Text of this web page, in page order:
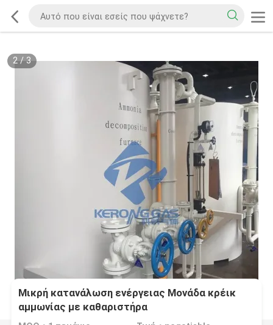
2/3
Μικρή κατανάλωση ενέργειας Μονάδα κρέικ
αμμωνίας με καθαριστήρα